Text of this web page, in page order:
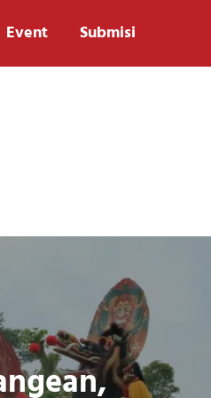
Event Submisi